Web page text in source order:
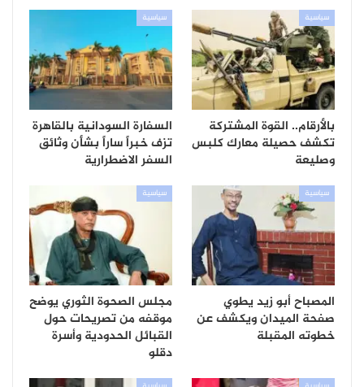
سياسية
بالأرقام.. القوة المشتركة
تكشف حصيلة معارك كلبس
وصليعة
سياسية
السفارة السودانية بالقاهرة
تزف خبراً ساراً بشأن وثائق
السفر الاضطرارية
سياسية
المصباح أبو زيد يطوي
صفحة الميدان ويكشف عن
خطوته المقبلة
سياسية
مجلس الصحوة الثوري يوضح
موقفه من تصريحات حول
القبائل الحدودية وأسرة
دقلو